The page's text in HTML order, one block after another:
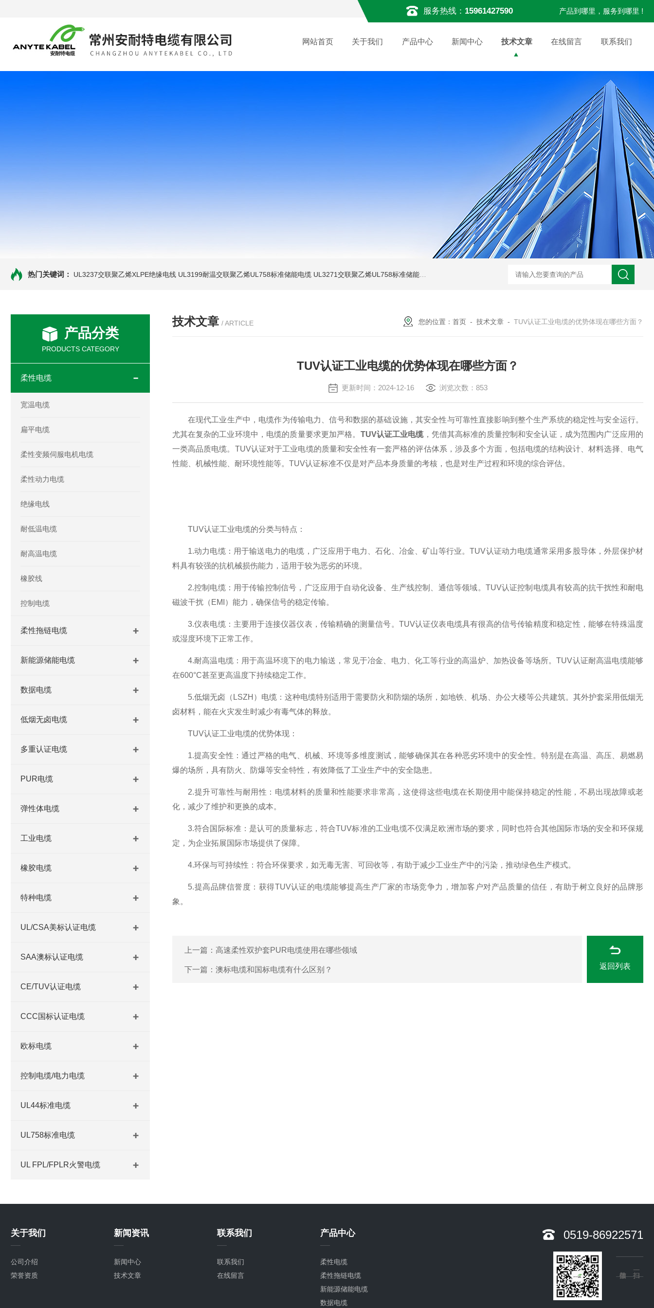
服务热线： 15961427590 产品到哪里，服务到哪里 !
网站首页 关于我们 产品中心 新闻中心 技术文章 在线留言 联系我们
热门关键词： UL3237交联聚乙烯XLPE绝缘电线 UL3199耐温交联聚乙烯UL758标准储能电缆 UL3271交联聚乙烯UL758标准储能电缆 UL758标准UL3320交联聚乙烯储能电缆 H05VVC4V5-K多芯屏蔽耐油电
产品分类
PRODUCTS CATEGORY
柔性电缆
宽温电缆
扁平电缆
柔性变频伺服电机电缆
柔性动力电缆
绝缘电线
耐低温电缆
耐高温电缆
橡胶线
控制电缆
柔性拖链电缆
新能源储能电缆
数据电缆
低烟无卤电缆
多重认证电缆
PUR电缆
弹性体电缆
工业电缆
橡胶电缆
特种电缆
UL/CSA美标认证电缆
SAA澳标认证电缆
CE/TUV认证电缆
CCC国标认证电缆
欧标电缆
控制电缆/电力电缆
UL44标准电缆
UL758标准电缆
UL FPL/FPLR火警电缆
技术文章 / ARTICLE 您的位置： 首页 - 技术文章 - TUV认证工业电缆的优势体现在哪些方面？
TUV认证工业电缆的优势体现在哪些方面？
更新时间：2024-12-16 浏览次数：853
在现代工业生产中，电缆作为传输电力、信号和数据的基础设施，其安全性与可靠性直接影响到整个生产系统的稳定性与安全运行。
尤其在复杂的工业环境中，电缆的质量要求更加严格。 TUV认证工业电缆，凭借其高标准的质量控制和安全认证，成为范围内广泛应用的
一类高品质电缆。TUV认证对于工业电缆的质量和安全性有一套严格的评估体系，涉及多个方面，包括电缆的结构设计、材料选择、电气
性能、机械性能、耐环境性能等。TUV认证标准不仅是对产品本身质量的考核，也是对生产过程和环境的综合评估。
TUV认证工业电缆的分类与特点：
1.动力电缆：用于输送电力的电缆，广泛应用于电力、石化、冶金、矿山等行业。TUV认证动力电缆通常采用多股导体，外层保护材
料具有较强的抗机械损伤能力，适用于较为恶劣的环境。
2.控制电缆：用于传输控制信号，广泛应用于自动化设备、生产线控制、通信等领域。TUV认证控制电缆具有较高的抗干扰性和耐电
磁波干扰（EMI）能力，确保信号的稳定传输。
3.仪表电缆：主要用于连接仪器仪表，传输精确的测量信号。TUV认证仪表电缆具有很高的信号传输精度和稳定性，能够在特殊温度
或湿度环境下正常工作。
4.耐高温电缆：用于高温环境下的电力输送，常见于冶金、电力、化工等行业的高温炉、加热设备等场所。TUV认证耐高温电缆能够
在600°C甚至更高温度下持续稳定工作。
5.低烟无卤（LSZH）电缆：这种电缆特别适用于需要防火和防烟的场所，如地铁、机场、办公大楼等公共建筑。其外护套采用低烟无
卤材料，能在火灾发生时减少有毒气体的释放。
TUV认证工业电缆的优势体现：
1.提高安全性：通过严格的电气、机械、环境等多维度测试，能够确保其在各种恶劣环境中的安全性。特别是在高温、高压、易燃易
爆的场所，具有防火、防爆等安全特性，有效降低了工业生产中的安全隐患。
2.提升可靠性与耐用性：电缆材料的质量和性能要求非常高，这使得这些电缆在长期使用中能保持稳定的性能，不易出现故障或老
化，减少了维护和更换的成本。
3.符合国际标准：是认可的质量标志，符合TUV标准的工业电缆不仅满足欧洲市场的要求，同时也符合其他国际市场的安全和环保规
定，为企业拓展国际市场提供了保障。
4.环保与可持续性：符合环保要求，如无毒无害、可回收等，有助于减少工业生产中的污染，推动绿色生产模式。
5.提高品牌信誉度：获得TUV认证的电缆能够提高生产厂家的市场竞争力，增加客户对产品质量的信任，有助于树立良好的品牌形
象。
上一篇： 高速柔性双护套PUR电缆使用在哪些领域
下一篇： 澳标电缆和国标电缆有什么区别？ 返回列表
关于我们
公司介绍
荣誉资质
新闻资讯
新闻中心
技术文章
联系我们
联系我们
在线留言
产品中心
柔性电缆
柔性拖链电缆
新能源储能电缆
数据电缆
0519-86922571